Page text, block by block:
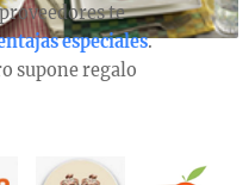
te
especiales.
supone regalo